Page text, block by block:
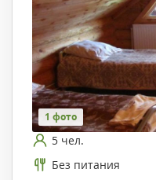
1 фото
5 чел.
Без питания